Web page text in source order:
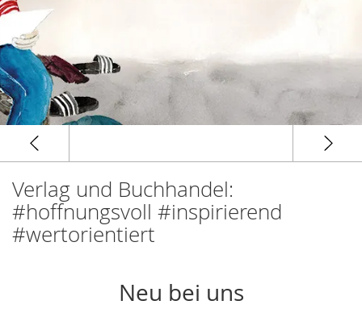
Verlag und Buchhandel:
#hoffnungsvoll #inspirierend
#wertorientiert
Neu bei uns